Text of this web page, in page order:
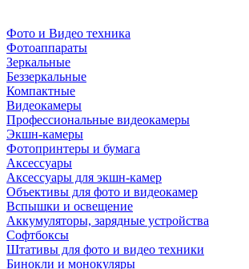
Фото и Видео техника
Фотоаппараты
Зеркальные
Беззеркальные
Компактные
Видеокамеры
Профессиональные видеокамеры
Экшн-камеры
Фотопринтеры и бумага
Аксессуары
Аксессуары для экшн-камер
Объективы для фото и видеокамер
Вспышки и освещение
Аккумуляторы, зарядные устройства
Софтбоксы
Штативы для фото и видео техники
Бинокли и монокуляры